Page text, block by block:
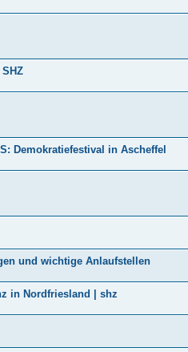
Demokratiefestival in Ascheffel
und wichtige Anlaufstellen
in Nordfriesland | shz